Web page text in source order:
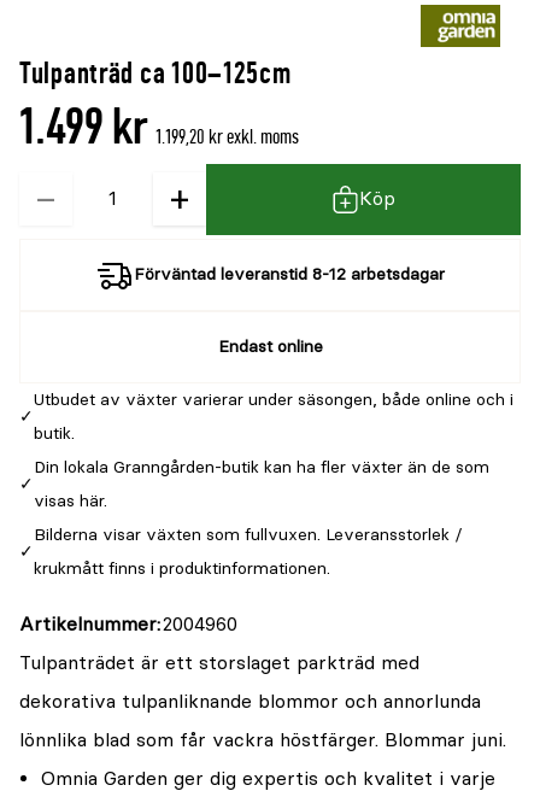
Tulpanträd ca 100–125cm
1.499 kr 1.199,20 kr exkl. moms
− + Köp
Förväntad leveranstid 8-12 arbetsdagar
Endast online
Utbudet av växter varierar under säsongen, både online och i
butik.
Din lokala Granngården-butik kan ha fler växter än de som
visas här.
Bilderna visar växten som fullvuxen. Leveransstorlek /
krukmått finns i produktinformationen.
Artikelnummer 2004960
Tulpanträdet är ett storslaget parkträd med
dekorativa tulpanliknande blommor och annorlunda
lönnlika blad som får vackra höstfärger. Blommar juni.
Omnia Garden ger dig expertis och kvalitet i varje